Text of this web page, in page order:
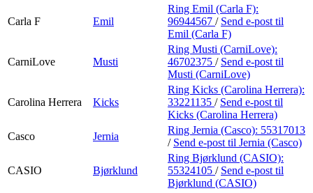
Carla F Emil
Ring Emil (Carla F):
96944567 / Send e-post til
Emil (Carla F)
CarniLove Musti
Ring Musti (CarniLove):
46702375 / Send e-post til
Musti (CarniLove)
Carolina Herrera Kicks
Ring Kicks (Carolina Herrera):
33221135 / Send e-post til
Kicks (Carolina Herrera)
Casco
Jernia
Ring Jernia (Casco): 55317013
/ Send e-post til Jernia (Casco)
CASIO Bjørklund
Ring Bjørklund (CASIO):
55324105 / Send e-post til
Bjørklund (CASIO)